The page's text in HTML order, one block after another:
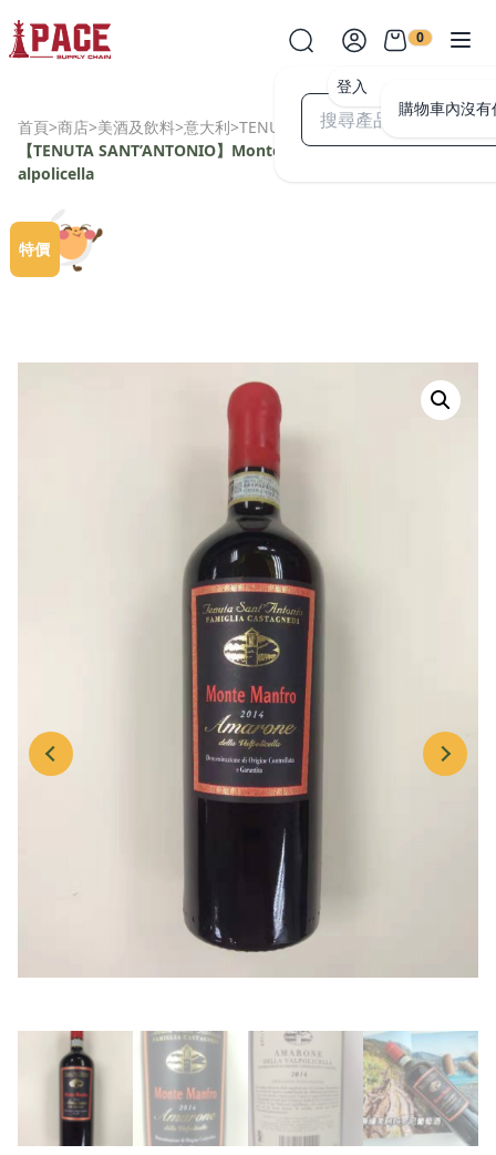
登入
0
購物車內沒
首頁>商店>美酒及飲料>意大利>TENUTA SANT'ANTONIO
【TENUTA SANT’ANTONIO】Monte Manfro Amarone Della V
alpolicella
特價